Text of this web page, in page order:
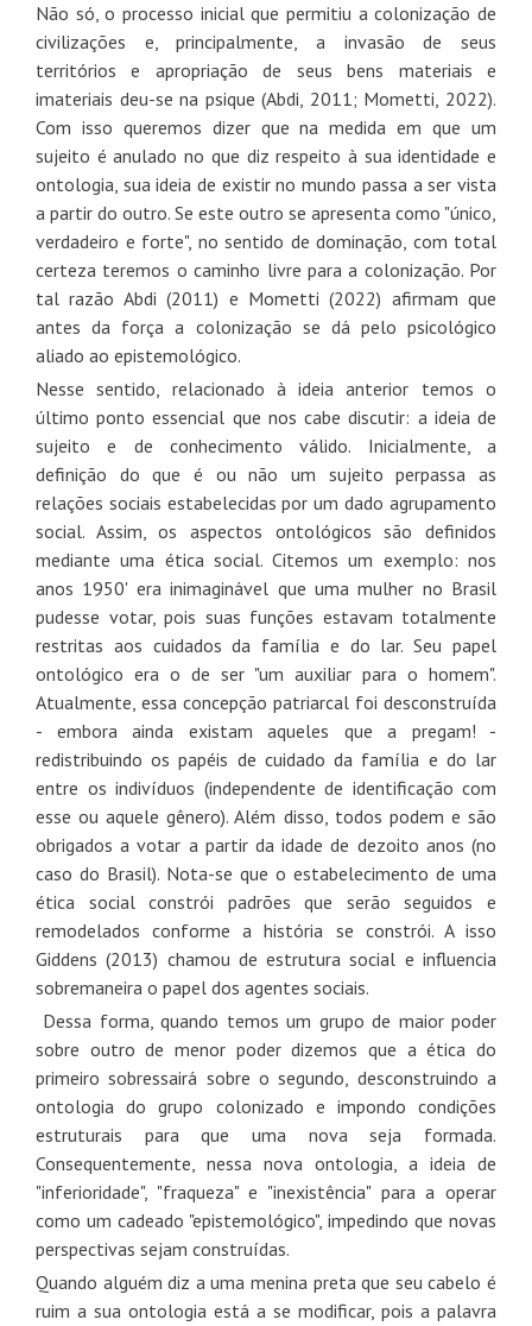
Não só, o processo inicial que permitiu a colonização de
civilizações e, principalmente, a invasão de seus
territórios e apropriação de seus bens materiais e
imateriais deu-se na psique (Abdi, 2011; Mometti, 2022).
Com isso queremos dizer que na medida em que um
sujeito é anulado no que diz respeito à sua identidade e
ontologia, sua ideia de existir no mundo passa a ser vista
a partir do outro. Se este outro se apresenta como "único,
verdadeiro e forte", no sentido de dominação, com total
certeza teremos o caminho livre para a colonização. Por
tal razão Abdi (2011) e Mometti (2022) afirmam que
antes da força a colonização se dá pelo psicológico
aliado ao epistemológico.
Nesse sentido, relacionado à ideia anterior temos o
último ponto essencial que nos cabe discutir: a ideia de
sujeito e de conhecimento válido. Inicialmente, a
definição do que é ou não um sujeito perpassa as
relações sociais estabelecidas por um dado agrupamento
social. Assim, os aspectos ontológicos são definidos
mediante uma ética social. Citemos um exemplo: nos
anos 1950' era inimaginável que uma mulher no Brasil
pudesse votar, pois suas funções estavam totalmente
restritas aos cuidados da família e do lar. Seu papel
ontológico era o de ser "um auxiliar para o homem".
Atualmente, essa concepção patriarcal foi desconstruída
- embora ainda existam aqueles que a pregam! -
redistribuindo os papéis de cuidado da família e do lar
entre os indivíduos (independente de identificação com
esse ou aquele gênero). Além disso, todos podem e são
obrigados a votar a partir da idade de dezoito anos (no
caso do Brasil). Nota-se que o estabelecimento de uma
ética social constrói padrões que serão seguidos e
remodelados conforme a história se constrói. A isso
Giddens (2013) chamou de estrutura social e influencia
sobremaneira o papel dos agentes sociais.
Dessa forma, quando temos um grupo de maior poder
sobre outro de menor poder dizemos que a ética do
primeiro sobressairá sobre o segundo, desconstruindo a
ontologia do grupo colonizado e impondo condições
estruturais para que uma nova seja formada.
Consequentemente, nessa nova ontologia, a ideia de
"inferioridade", "fraqueza" e "inexistência" para a operar
como um cadeado "epistemológico", impedindo que novas
perspectivas sejam construídas.
Quando alguém diz a uma menina preta que seu cabelo é
ruim a sua ontologia está a se modificar, pois a palavra